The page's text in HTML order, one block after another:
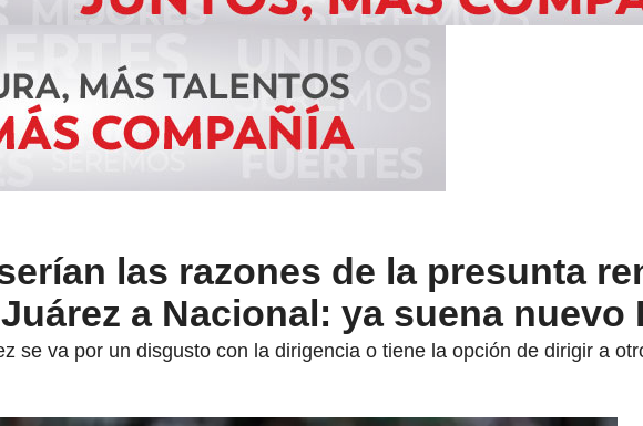
las razones de la presunta
a Nacional: ya suena nuevo
se va por un disgusto con la dirigencia o tiene la opción de dirigir a